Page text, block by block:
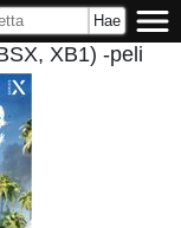
XB1) -peli